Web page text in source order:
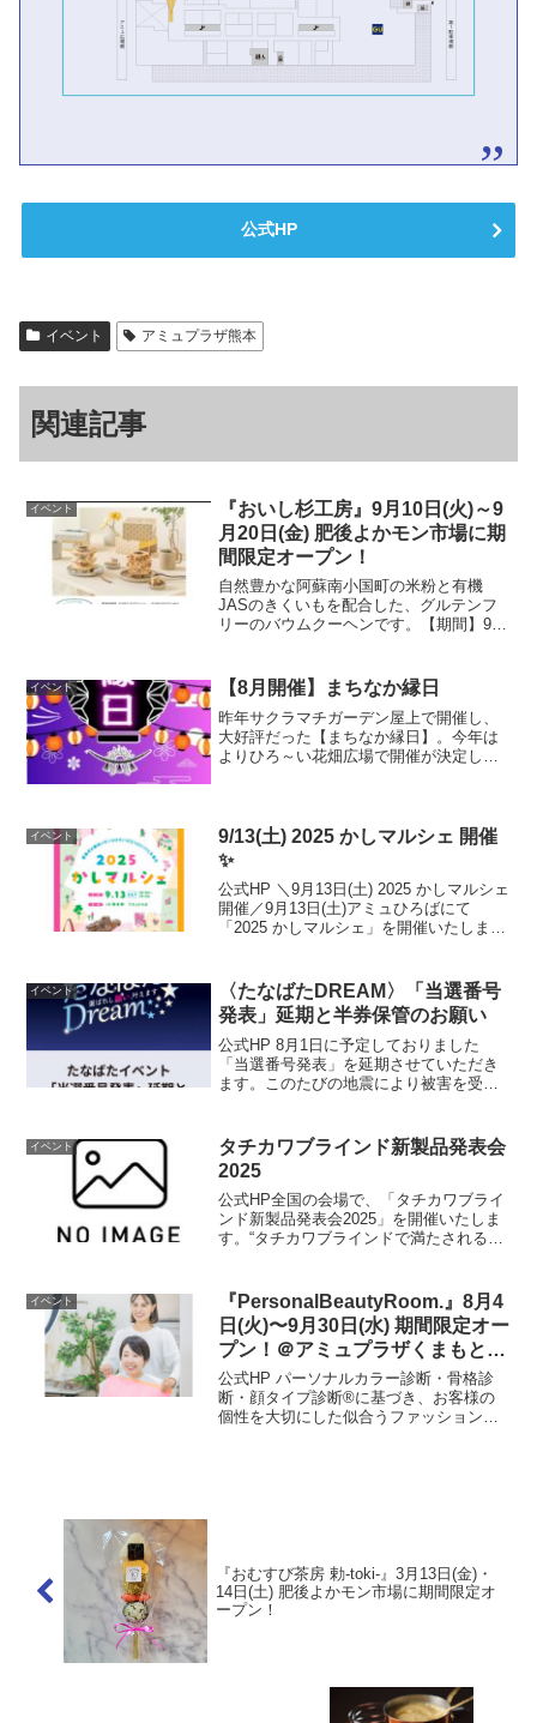
公式HP
イベント アミュプラザ熊本
関連記事
イベント
『おいし杉工房』9月10日(火)～9
月20日(金) 肥後よかモン市場に期
間限定オープン！
自然豊かな阿蘇南小国町の米粉と有機
JASのきくいもを配合した、グルテンフ
リーのバウムクーヘンです。【期間】9月
イベント 【8月開催】まちなか縁日
昨年サクラマチガーデン屋上で開催し、
大好評だった【まちなか縁日】。今年は
よりひろ～い花畑広場で開催が決定しま
クラマチの夏の祭典をお楽...
イベント
9/13(土) 2025 かしマルシェ 開催
✨
公式HP ＼9月13日(土) 2025 かしマルシェ
開催／9月13日(土)アミュひろばにて
「2025 かしマルシェ」を開催いたしま
19:00■開催場所アミ...
イベント
〈たなばたDREAM〉「当選番号
発表」延期と半券保管のお願い
公式HP 8月1日に予定しておりました
「当選番号発表」を延期させていただき
ます。このたびの地震により被害を受け
た七夕企画の当選番号発表につきまし
て、被災地の状況および...
イベント
タチカワブラインド新製品発表会
2025
公式HP全国の会場で、「タチカワブライ
ンド新製品発表会2025」を開催いたしま
す。“タチカワブラインドで満たされる心
観や多様化するニーズに対応する、窓ま
わり・間仕切...
イベント
『PersonalBeautyRoom.』8月4
日(火)〜9月30日(水) 期間限定オー
プン！＠アミュプラザくまもと
4F
公式HP パーソナルカラー診断・骨格診
断・顔タイプ診断®に基づき、お客様の
個性を大切にした似合うファッション、
『おむすび茶房 勅-toki-』3月13日(金)・
14日(土) 肥後よかモン市場に期間限定オ
ープン！